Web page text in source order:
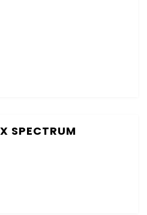
SPECTRUM